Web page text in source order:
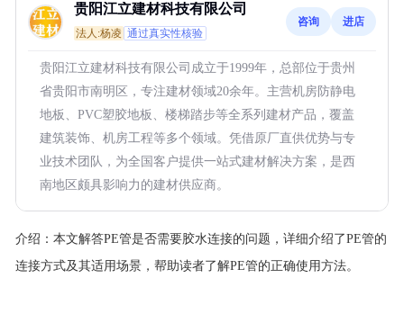
贵阳江立建材科技有限公司
法人:杨凌 通过真实性核验
咨询 进店
贵阳江立建材科技有限公司成立于1999年，总部位于贵州
省贵阳市南明区，专注建材领域20余年。主营机房防静电
地板、PVC塑胶地板、楼梯踏步等全系列建材产品，覆盖
建筑装饰、机房工程等多个领域。凭借原厂直供优势与专
业技术团队，为全国客户提供一站式建材解决方案，是西
南地区颇具影响力的建材供应商。
介绍： 本文解答PE管是否需要胶水连接的问题，详细介绍了PE管的
连接方式及其适用场景，帮助读者了解PE管的正确使用方法。